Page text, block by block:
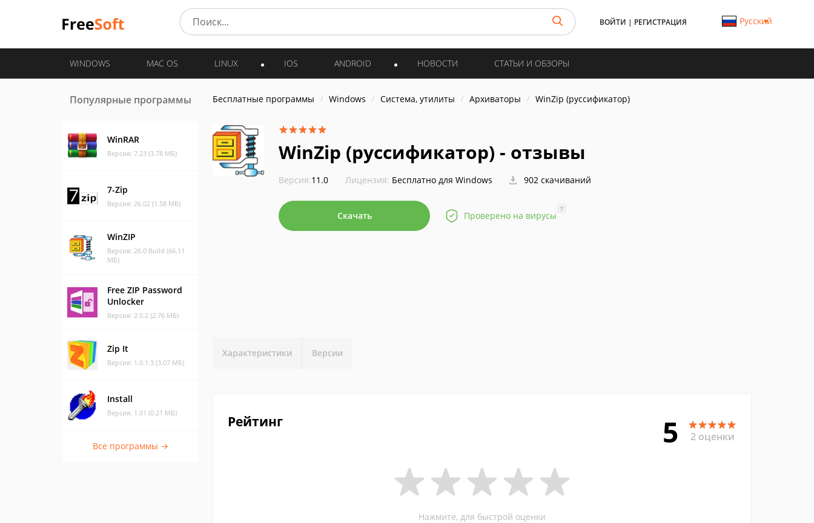
ВОЙТИ | РЕГИСТРАЦИЯ Русский
WINDOWS MAC OS LINUX IOS ANDROID НОВОСТИ СТАТЬИ И ОБЗОРЫ
Популярные программы
WinRAR
Версия: 7.23 (3.78 МБ)
7-Zip
Версия: 26.02 (1.58 МБ)
WinZIP
Версия: 26.0 Build (66.11
МБ)
Free ZIP Password
Unlocker
Версия: 2.0.2 (2.76 МБ)
Zip It
Версия: 1.0.1.3 (3.07 МБ)
Install
Версия: 1.01 (0.21 МБ)
Все программы →
Бесплатные программы Windows Система, утилиты Архиваторы WinZip (руссификатор)
WinZip (руссификатор) - отзывы
Версия:11.0 Лицензия: Бесплатно для Windows 902 скачиваний
Скачать Проверено на вирусы
?
Характеристики Версии
Рейтинг 5 2 оценки
Нажмите, для быстрой оценки